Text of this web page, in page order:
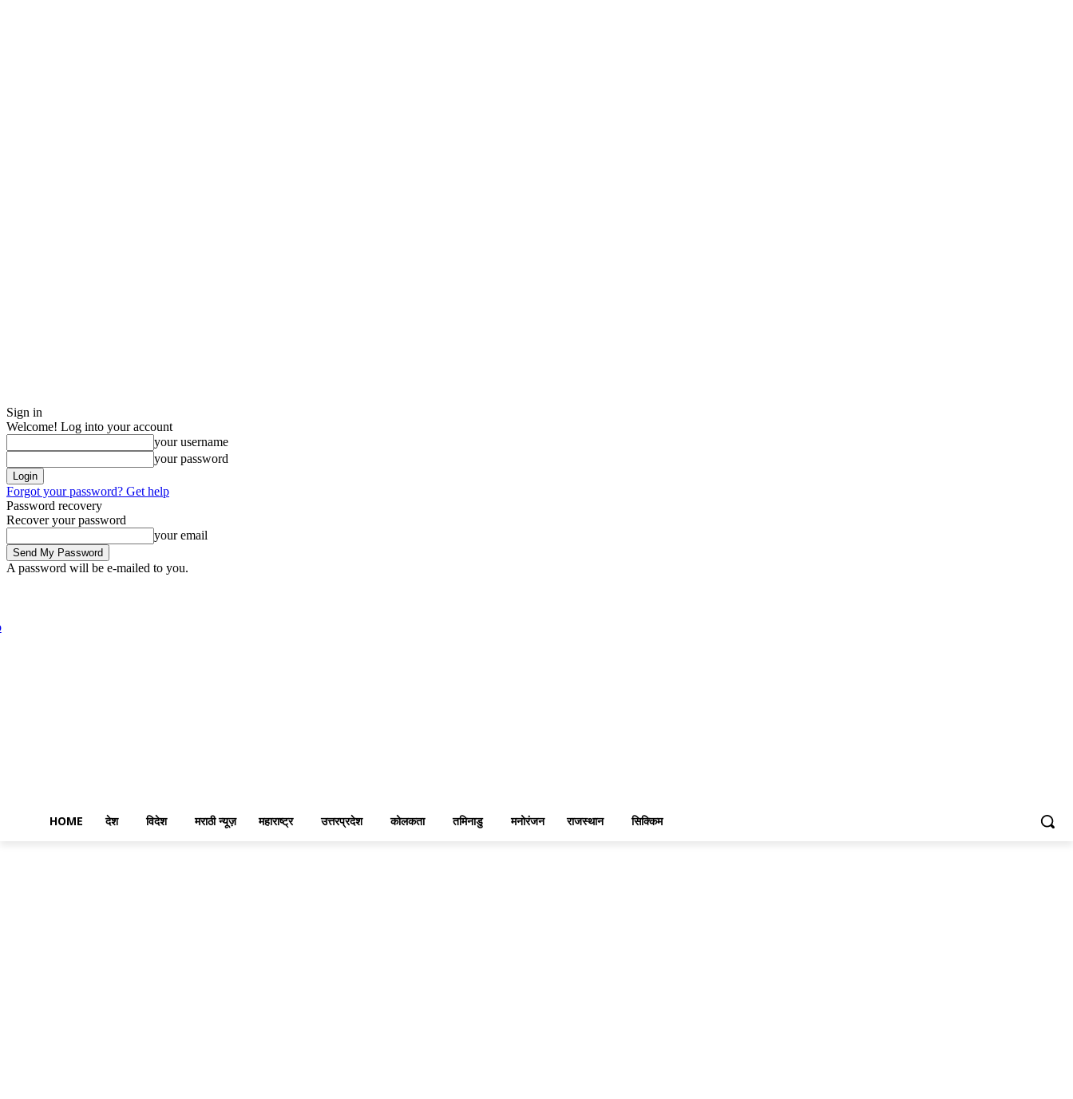
Sign in
Welcome! Log into your account
your username
your password
Forgot your password? Get help
Password recovery
Recover your password
your email
A password will be e-mailed to you.
HOME देश विदेश मराठी न्यूज़ महाराष्ट्र उत्तरप्रदेश कोलकता तमिनाडु मनोरंजन राजस्थान सिक्किम